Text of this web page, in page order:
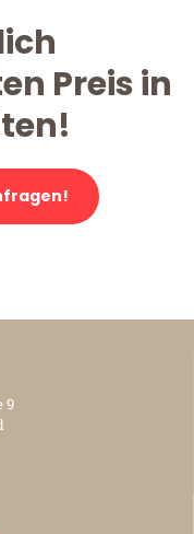
Preis in
9